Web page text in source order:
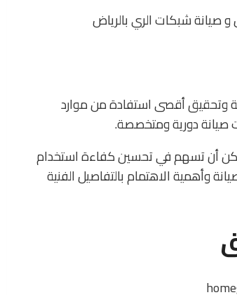
شبكات الري بالرياض
وتحقيق أقصى استفادة من موارد
صيانة دورية ومتخصصة.
أن تسهم في تحسين كفاءة استخدام
وأهمية الاهتمام بالتفاصيل الفنية